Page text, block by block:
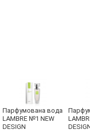
Парфумована вода
LAMBRE №1 NEW
DESIGN